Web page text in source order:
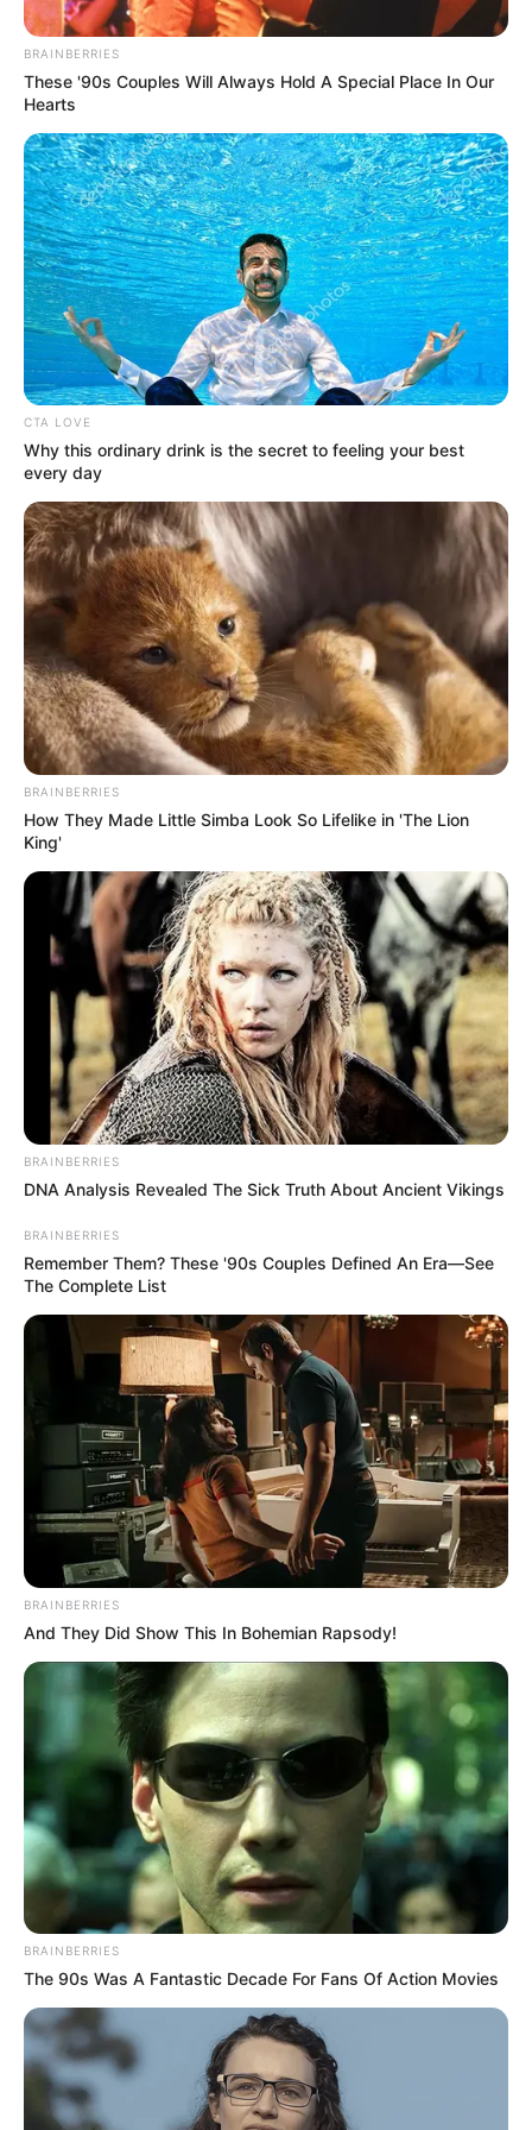
Posted
in
Friss hírek
Mészáros Árpád Zsolt reagált
fia, Bende Nyerő Párosban tett
sérelmeire
bySzerző • October 3, 2025
BRAINBERRIES
These '90s Couples Will Always Hold A Special Place In Our
Hearts
CTA LOVE
Why this ordinary drink is the secret to feeling your best
every day
BRAINBERRIES
How They Made Little Simba Look So Lifelike in 'The Lion
King'
BRAINBERRIES
DNA Analysis Revealed The Sick Truth About Ancient Vikings
BRAINBERRIES
Remember Them? These '90s Couples Defined An Era—See
The Complete List
BRAINBERRIES
And They Did Show This In Bohemian Rapsody!
BRAINBERRIES
The 90s Was A Fantastic Decade For Fans Of Action Movies